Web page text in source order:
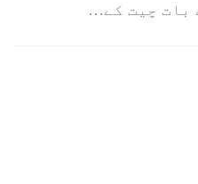
بات چیت کے…